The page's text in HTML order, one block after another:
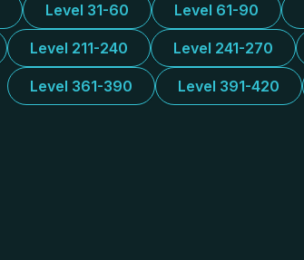
Level 31-60 Level 61-90
Level 211-240 Level 241-270
Level 361-390 Level 391-420